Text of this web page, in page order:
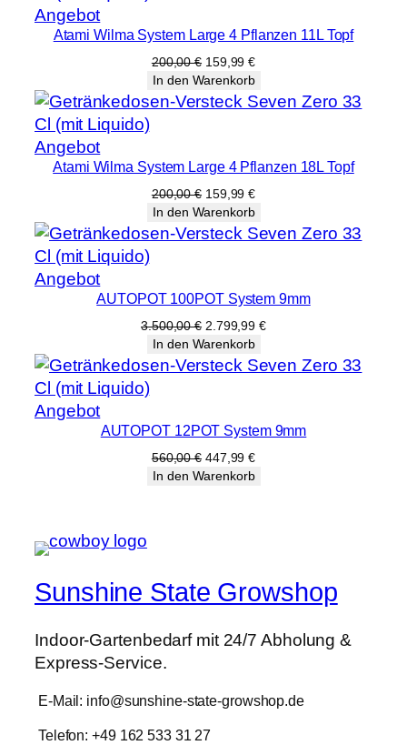
AngebotProdukt
im
Angebot
Atami Wilma System Large 4 Pflanzen 11L Topf
200,00€ Ursprünglicher
Preis
war:
200,00 €
159,99€Aktueller
Preis
ist:
159,99 €.
In den Warenkorb
AngebotProdukt
im
Angebot
Atami Wilma System Large 4 Pflanzen 18L Topf
200,00€ Ursprünglicher
Preis
war:
200,00 €
159,99€Aktueller
Preis
ist:
159,99 €.
In den Warenkorb
AngebotProdukt
im
Angebot
AUTOPOT 100POT System 9mm
3.500,00€ Ursprünglicher
Preis
war:
3.500,00 €
2.799,99€Aktueller
ist:
2.799,99 €.
In den Warenkorb
AngebotProdukt
im
Angebot
AUTOPOT 12POT System 9mm
560,00€ Ursprünglicher
Preis
447,99€Aktueller
Preis
In den Warenkorb
Sunshine State Growshop
Indoor-Gartenbedarf mit 24/7 Abholung &
Express-Service.
E-Mail: info@sunshine-state-growshop.de
Telefon: +49 162 533 31 27